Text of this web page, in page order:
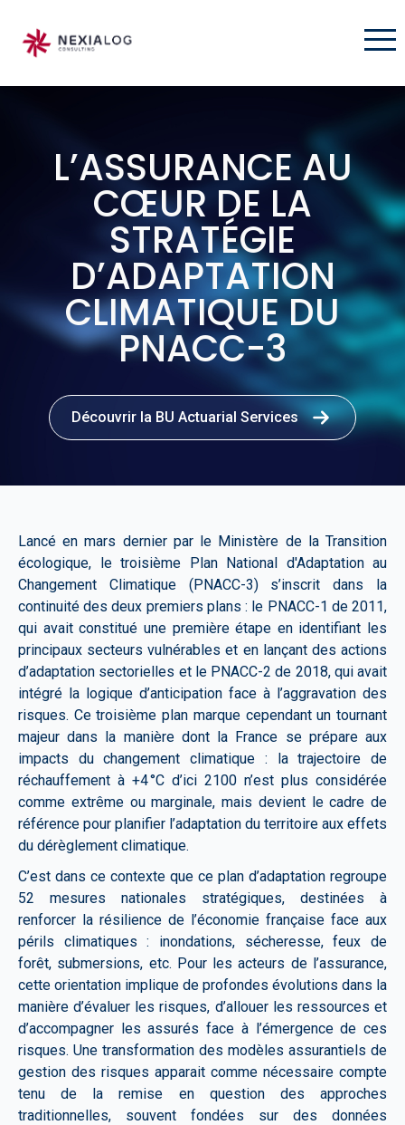
L’ASSURANCE AU
CŒUR DE LA
STRATÉGIE
D’ADAPTATION
CLIMATIQUE DU
PNACC-3
Découvrir la BU Actuarial Services
Lancé en mars dernier par le Ministère de la Transition
écologique, le troisième Plan National d'Adaptation au
Changement Climatique (PNACC-3) s’inscrit dans la
continuité des deux premiers plans : le PNACC-1 de 2011,
qui avait constitué une première étape en identifiant les
principaux secteurs vulnérables et en lançant des actions
d’adaptation sectorielles et le PNACC-2 de 2018, qui avait
intégré la logique d’anticipation face à l’aggravation des
risques. Ce troisième plan marque cependant un tournant
majeur dans la manière dont la France se prépare aux
impacts du changement climatique : la trajectoire de
réchauffement à +4 °C d’ici 2100 n’est plus considérée
comme extrême ou marginale, mais devient le cadre de
référence pour planifier l’adaptation du territoire aux effets
du dérèglement climatique.
C’est dans ce contexte que ce plan d’adaptation regroupe
52 mesures nationales stratégiques, destinées à
renforcer la résilience de l’économie française face aux
périls climatiques : inondations, sécheresse, feux de
forêt, submersions, etc. Pour les acteurs de l’assurance,
cette orientation implique de profondes évolutions dans la
manière d’évaluer les risques, d’allouer les ressources et
d’accompagner les assurés face à l’émergence de ces
risques. Une transformation des modèles assurantiels de
gestion des risques apparait comme nécessaire compte
tenu de la remise en question des approches
traditionnelles, souvent fondées sur des données